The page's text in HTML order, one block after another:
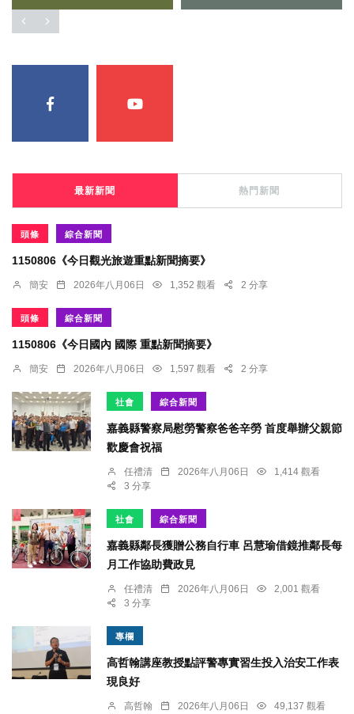
最新新聞 熱門新聞
頭條 綜合新聞
1150806《今日觀光旅遊重點新聞摘要》
簡安 2026年八月06日 1,352 觀看 2 分享
頭條 綜合新聞
1150806《今日國內 國際 重點新聞摘要》
簡安 2026年八月06日 1,597 觀看 2 分享
社會 綜合新聞
嘉義縣警察局慰勞警察爸爸辛勞 首度舉辦父親節
歡慶會祝福
任禮清 2026年八月06日
1,414 觀看
3 分享
社會 綜合新聞
嘉義縣鄰長獲贈公務自行車 呂慧瑜借鏡推鄰長每
月工作協助費政見
任禮清 2026年八月06日
2,001 觀看
3 分享
專欄
高哲翰講座教授點評警專實習生投入治安工作表
現良好
高哲翰 2026年八月06日
49,137 觀看